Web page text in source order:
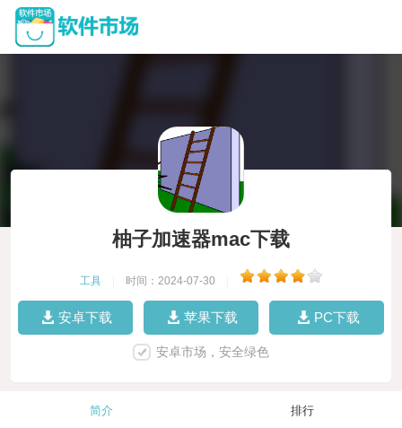
柚子加速器mac下载
工具 时间：2024-07-30
安卓下载 苹果下载 PC下载
安卓市场，安全绿色
简介 排行